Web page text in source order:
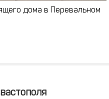
дома в Перевальном